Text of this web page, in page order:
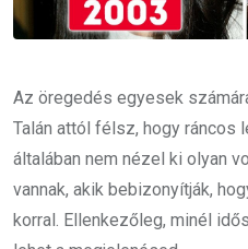
Az öregedés egyesek
Talán attól félsz, hogy ráncos
általában nem nézel ki olyan
vannak, akik bebizonyítják,
korral. Ellenkezőleg, minél